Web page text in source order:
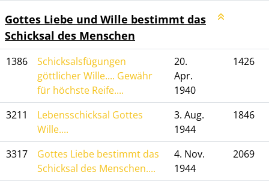
Gottes Liebe und Wille bestimmt das
Schicksal des Menschen
1386
Schicksalsfügungen
göttlicher Wille.... Gewähr
für höchste Reife....
20.
Apr.
1940
1426
3211
Lebensschicksal Gottes
Wille....
3. Aug.
1944
1846
3317
Gottes Liebe bestimmt das
Schicksal des Menschen....
4. Nov.
1944
2069